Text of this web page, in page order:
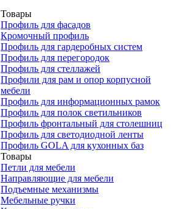
Товары
Профиль для фасадов
Кромочный профиль
Профиль для гардеробных систем
Профиль для перегородок
Профиль для стеллажей
Профили для рам и опор корпусной
мебели
Профиль для информационных рамок
Профиль для полок светильников
Профиль фронтальный для столешниц
Профиль для светодиодной ленты
Профиль GOLA для кухонных баз
Товары
Петли для мебели
Направляющие для мебели
Подъемные механизмы
Мебельные ручки